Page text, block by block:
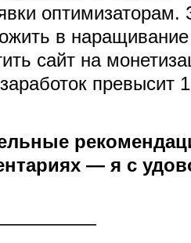
оптимизаторам.
в
сайт на
превысит
— я с